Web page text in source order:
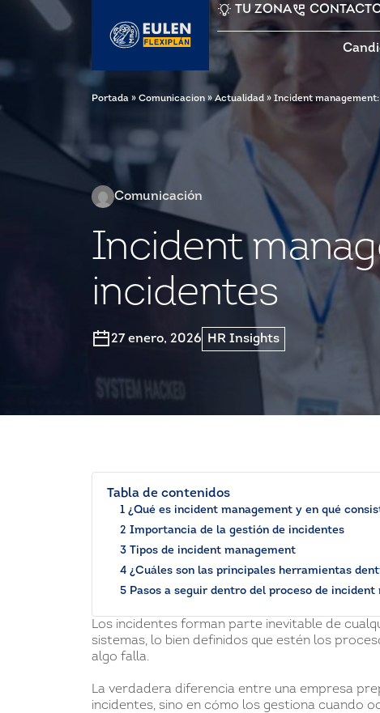
TU ZONA
Portada » Comunicacion »Actualidad » Incident
Comunicación
Incident
incidentes
27 enero, 2026 HR Insights
Tabla de contenidos
1 ¿Qué es incident management y en qué
2 Importancia de la gestión de incidentes
3 Tipos de incident management
4 ¿Cuáles son las principales herramientas
5 Pasos a seguir dentro del proceso de incident
Los incidentes forman parte inevitable de
sistemas, lo bien definidos que estén los
algo falla.
La verdadera diferencia entre una empresa
incidentes, sino en cómo los gestiona cuando